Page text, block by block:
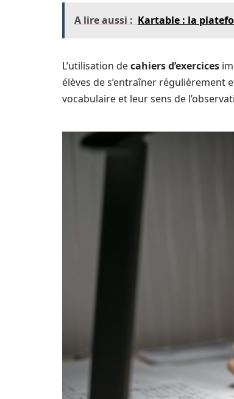
A lire aussi : Kartable : la
L’utilisation decahiers d’exercices
élèves de s’entraîner
vocabulaire et leur sens de